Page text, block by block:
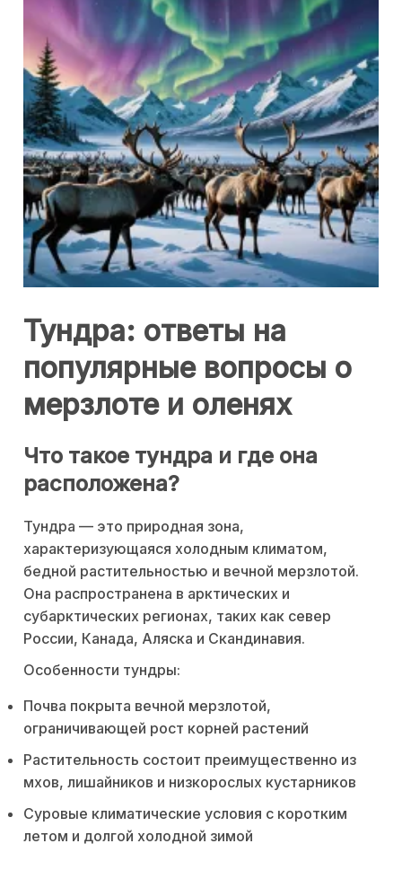
Тундра: ответы на
популярные вопросы о
мерзлоте и оленях
Что такое тундра и где она
расположена?
Тундра — это природная зона,
характеризующаяся холодным климатом,
бедной растительностью и вечной мерзлотой.
Она распространена в арктических и
субарктических регионах, таких как север
России, Канада, Аляска и Скандинавия.
Особенности тундры:
Почва покрыта вечной мерзлотой,
ограничивающей рост корней растений
Растительность состоит преимущественно из
мхов, лишайников и низкорослых кустарников
Суровые климатические условия с коротким
летом и долгой холодной зимой